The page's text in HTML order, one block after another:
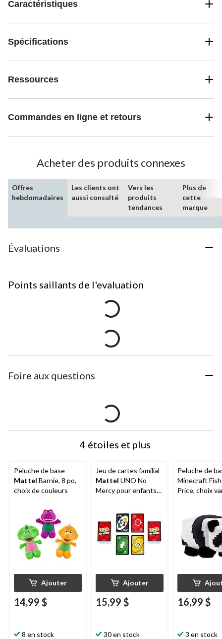
Caractéristiques
Spécifications
Ressources
Commandes en ligne et retours
Acheter des produits connexes
Offres
hebdomadaires
Les clients ont
aussi consulté
Vers les
produits
tendances
Plus de
cette
marque
Évaluations
Points saillants de l'evaluation
Foire aux questions
4 étoiles et plus
Peluche de base
Mattel Barnie, 8 po,
choix de couleurs
Ajouter
14,99 $
8 en stock
Jeu de cartes familial
Mattel UNO No
Mercy pour enfants
Ajouter
15,99 $
30 en stock
Peluche de
Minecraft
Price, choix
16,99 $
3 en stock